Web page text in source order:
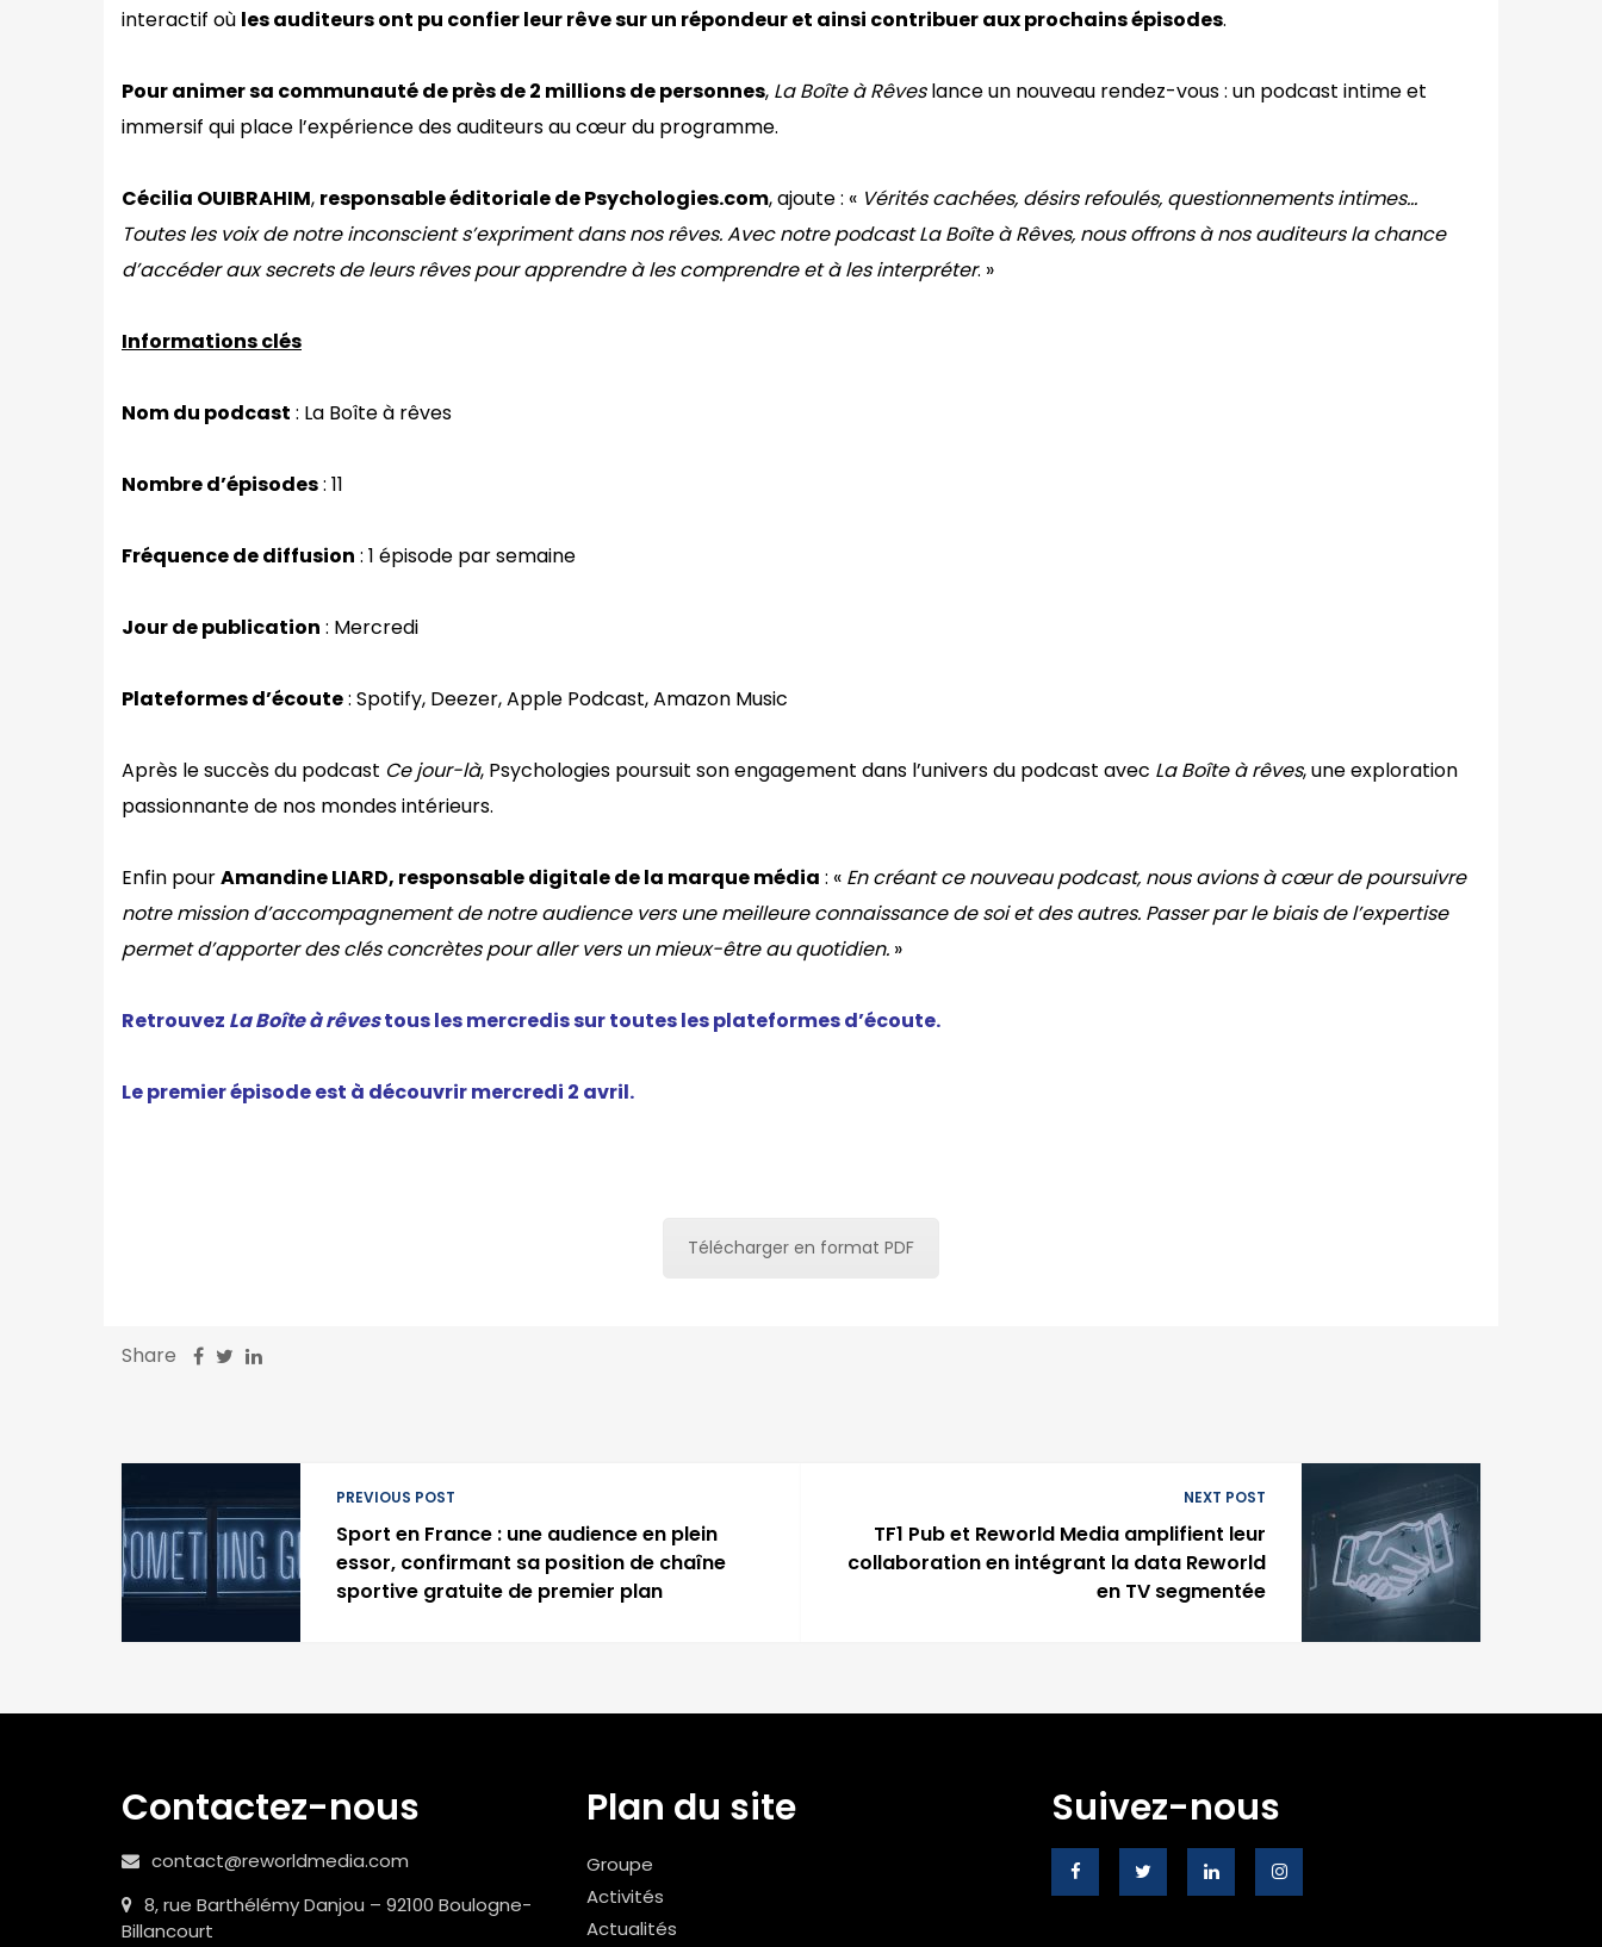
interactif où les auditeurs ont pu confier leur rêve sur un répondeur et ainsi contribuer aux prochains épisodes.
Pour animer sa communauté de près de 2 millions de personnes, La Boîte à Rêveslance un nouveau rendez-vous : un podcast intime et
immersif qui place l’expérience des auditeurs au cœur du programme.
Cécilia OUIBRAHIM, responsable éditoriale de Psychologies.com, ajoute : « Vérités cachées, désirs refoulés, questionnements intimes…
Toutes les voix de notre inconscient s’expriment dans nos rêves. Avec notre podcast La Boîte à Rêves, nous offrons à nos auditeurs la chance
d’accéder aux secrets de leurs rêves pour apprendre à les comprendre et à les interpréter. »
Informations clés
Nom du podcast : La Boîte à rêves
Nombre d’épisodes: 11
Fréquence de diffusion : 1 épisode par semaine
Jour de publication : Mercredi
Plateformes d’écoute: Spotify, Deezer, Apple Podcast, Amazon Music
Après le succès du podcast Ce jour-là, Psychologies poursuit son engagement dans l’univers du podcast avec La Boîte à rêves, une exploration
passionnante de nos mondes intérieurs.
Enfin pourAmandine LIARD, responsable digitale de la marque média : « En créant ce nouveau podcast, nous avions à cœur de poursuivre
notre mission d’accompagnement de notre audience vers une meilleure connaissance de soi et des autres. Passer par le biais de l’expertise
permet d’apporter des clés concrètes pour aller vers un mieux-être au quotidien. »
Retrouvez La Boîte à rêvestous les mercredis sur toutes les plateformes d’écoute.
Le premier épisode est à découvrir mercredi 2 avril.
Télécharger en format PDF
Share
PREVIOUS POST
Sport en France : une audience en plein
essor, confirmant sa position de chaîne
sportive gratuite de premier plan
NEXT POST
TF1 Pub et Reworld Media amplifient leur
collaboration en intégrant la data Reworld
en TV segmentée
Contactez-nous
contact@reworldmedia.com
8, rue Barthélémy Danjou – 92100 Boulogne-
Billancourt
Plan du site
Groupe
Activités
Actualités
Suivez-nous